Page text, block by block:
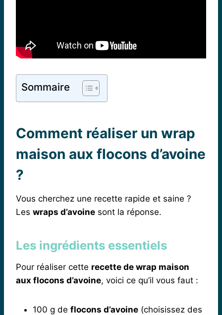
Sommaire
Comment réaliser un wrap
maison aux flocons d’avoine
?
Vous cherchez une recette rapide et saine ?
Les wraps d’avoine sont la réponse.
Les ingrédients essentiels
Pour réaliser cette recette de wrap maison
aux flocons d’avoine, voici ce qu’il vous faut :
100 g de flocons d’avoine (choisissez des